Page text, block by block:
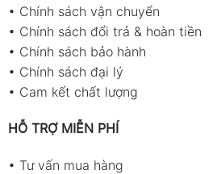
• Chính sách vận chuyển
• Chính sách đổi trả & hoàn tiền
• Chính sách bảo hành
• Chính sách đại lý
• Cam kết chất lượng
HỖ TRỢ MIỄN PHÍ
• Tư vấn mua hàng